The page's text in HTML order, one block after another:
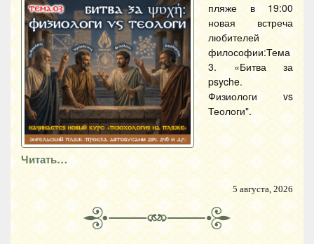
пляже в 19:00
новая встреча
любителей
философии:Тема
3. «Битва за
psyche.
Физиологи vs
Теологи".
Читать…
5 августа, 2026